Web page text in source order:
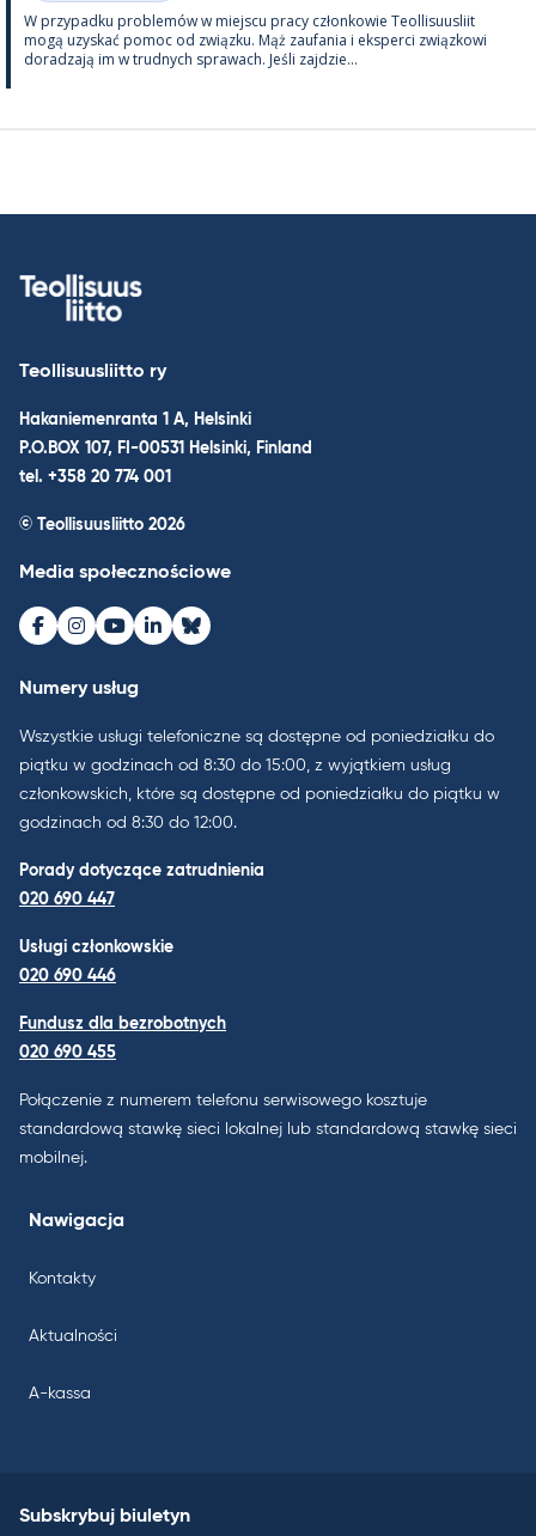
W przy­padku problemów w miejscu pracy człon­kowie Teol­li­suus­liit
mogą uzys­kać po­moc od związku. Mąż zau­fa­nia i eks­perci związ­kowi
do­radzają im w trud­nych sprawach. Jeśli zajdzie...
Teollisuusliitto ry
Hakaniemenranta 1 A, Helsinki
P.O.BOX 107, FI-00531 Helsinki, Finland
tel. +358 20 774 001
© Teollisuusliitto 2026
Media społecznościowe
Facebook
Instagram
Youtube
LinkedInBluesky
Numery usług
Wszystkie usługi telefoniczne są dostępne od poniedziałku do
piątku w godzinach od 8:30 do 15:00, z wyjątkiem usług
członkowskich, które są dostępne od poniedziałku do piątku w
godzinach od 8:30 do 12:00.
Porady dotyczące zatrudnienia
020 690 447
Usługi członkowskie
020 690 446
Fundusz dla bezrobotnych
020 690 455
Połączenie z numerem telefonu serwisowego kosztuje
standardową stawkę sieci lokalnej lub standardową stawkę sieci
mobilnej.
Nawigacja
Kontakty
Aktualności
A-kassa
Subskrybuj biuletyn